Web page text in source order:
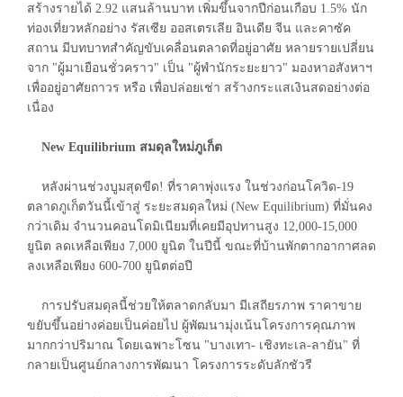
สร้างรายได้ 2.92 แสนล้านบาท เพิ่มขึ้นจากปีก่อนเกือบ 1.5% นัก
ท่องเที่ยวหลักอย่าง รัสเซีย ออสเตรเลีย อินเดีย จีน และคาซัค
สถาน มีบทบาทสำคัญขับเคลื่อนตลาดที่อยู่อาศัย หลายรายเปลี่ยน
จาก "ผู้มาเยือนชั่วคราว" เป็น "ผู้พำนักระยะยาว" มองหาอสังหาฯ
เพื่ออยู่อาศัยถาวร หรือ เพื่อปล่อยเช่า สร้างกระแสเงินสดอย่างต่อ
เนื่อง
New Equilibrium สมดุลใหม่ภูเก็ต
หลังผ่านช่วงบูมสุดขีด! ที่ราคาพุ่งแรง ในช่วงก่อนโควิด-19
ตลาดภูเก็ตวันนี้เข้าสู่ ระยะสมดุลใหม่ (New Equilibrium) ที่มั่นคง
กว่าเดิม จำนวนคอนโดมิเนียมที่เคยมีอุปทานสูง 12,000-15,000
ยูนิต ลดเหลือเพียง 7,000 ยูนิต ในปีนี้ ขณะที่บ้านพักตากอากาศลด
ลงเหลือเพียง 600-700 ยูนิตต่อปี
การปรับสมดุลนี้ช่วยให้ตลาดกลับมา มีเสถียรภาพ ราคาขาย
ขยับขึ้นอย่างค่อยเป็นค่อยไป ผู้พัฒนามุ่งเน้นโครงการคุณภาพ
มากกว่าปริมาณ โดยเฉพาะโซน "บางเทา- เชิงทะเล-ลายัน" ที่
กลายเป็นศูนย์กลางการพัฒนา โครงการระดับลักชัวรี